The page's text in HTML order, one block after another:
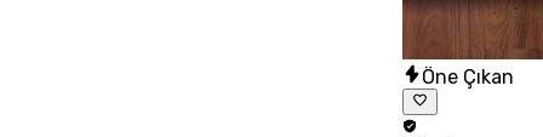
Öne Çıkan